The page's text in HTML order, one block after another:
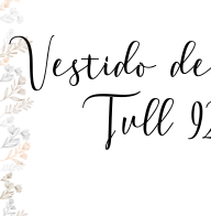
Vestido
Tull